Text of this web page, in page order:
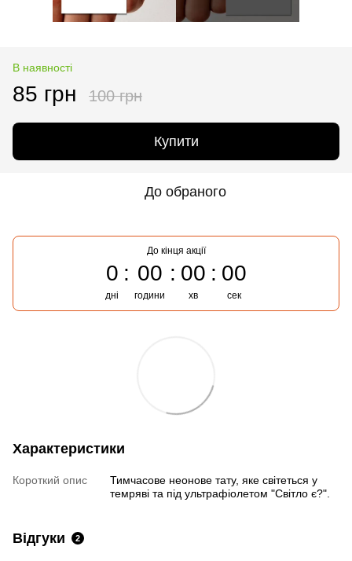
В наявності
85 грн 100 грн
Купити
До обраного
До кінця акції
0
дні
00
години
00
хв
00
сек
Характеристики
Короткий опис
Тимчасове неонове тату, яке світеться у
темряві та під ультрафіолетом "Світло є?".
Відгуки 2